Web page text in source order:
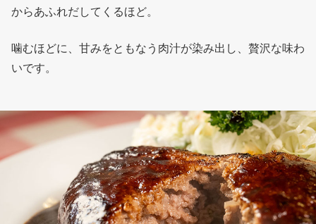
からあふれだしてくるほど。
噛むほどに、甘みをともなう肉汁が染み出し、贅沢な味わ
いです。